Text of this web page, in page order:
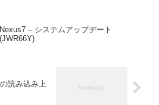
Nexus7 – システムアップデート
(JWR66Y)
読み込み上